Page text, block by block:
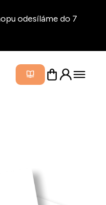
odesíláme do 7
Zavřít